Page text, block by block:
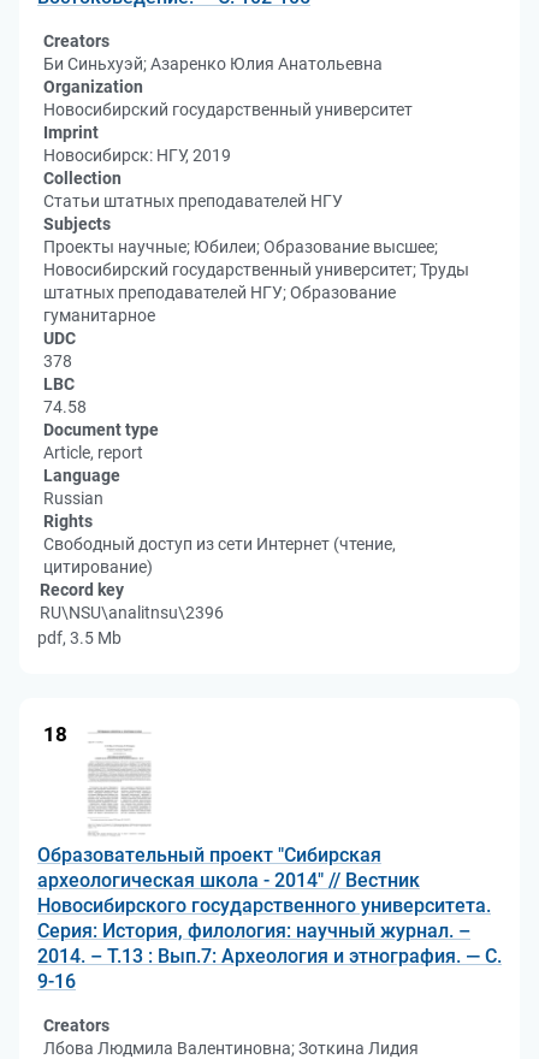
Creators
Би Синьхуэй; Азаренко Юлия Анатольевна
Organization
Новосибирский государственный университет
Imprint
Новосибирск: НГУ, 2019
Collection
Статьи штатных преподавателей НГУ
Subjects
Проекты научные; Юбилеи; Образование высшее;
Новосибирский государственный университет; Труды
штатных преподавателей НГУ; Образование
гуманитарное
UDC
378
LBC
74.58
Document type
Article, report
Language
Russian
Rights
Свободный доступ из сети Интернет (чтение,
цитирование)
Record key
RU\NSU\analitnsu\2396
pdf, 3.5 Mb
18
Образовательный проект "Сибирская
археологическая школа - 2014" // Вестник
Новосибирского государственного университета.
Серия: История, филология: научный журнал. –
2014. – Т.13 : Вып.7: Археология и этнография. — С.
9-16
Creators
Лбова Людмила Валентиновна; Зоткина Лидия